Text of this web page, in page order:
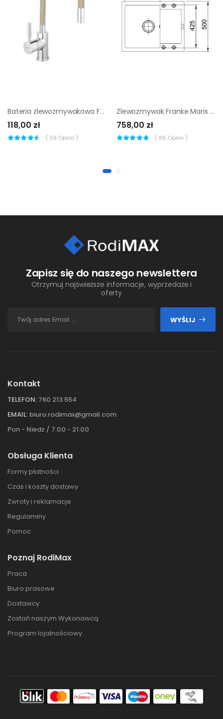
Bateria zlewozmywakowa Ferro Zorba z elastyczną wylewką beżowa
118,00 zł
( 59 Opinii )
Zlewozmywak Franke Maris 611-62 biały polarny
758,00 zł
( 86 Opinii )
Zapisz się do naszego newslettera
Otrzymuj najświeższe informacje, wyprzedaże i
oferty
WYŚLIJ
Kontakt
TELEFON: 760 213 554
EMAIL: biuro.rodimax@gmail.com
Pon - Niedz / 7:00 - 21:00
Obsługa Klienta
Formy płatności
Czas i koszty dostawy
Zwroty i reklamacje
Regulaminy
Pomoc
Poznaj RodiMax
Praca
Biuro prasowe
Dostawcy
Zostań naszym Wykonawcą
Program lojalnościowy